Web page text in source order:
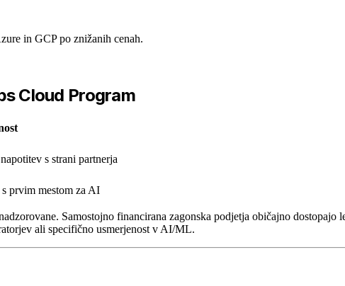
in GCP po znižanih cenah.
Cloud Program
s strani partnerja
prvim mestom za AI
Samostojno financirana zagonska podjetja običajno
ali specifično usmerjenost v AI/ML.